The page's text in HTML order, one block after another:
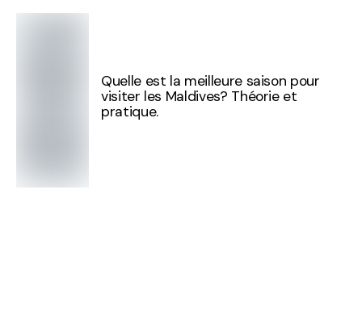
Quelle est la meilleure saison pour
visiter les Maldives? Théorie et
pratique.